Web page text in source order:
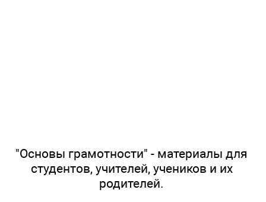
"Основы грамотности" - материалы для
студентов, учителей, учеников и их
родителей.